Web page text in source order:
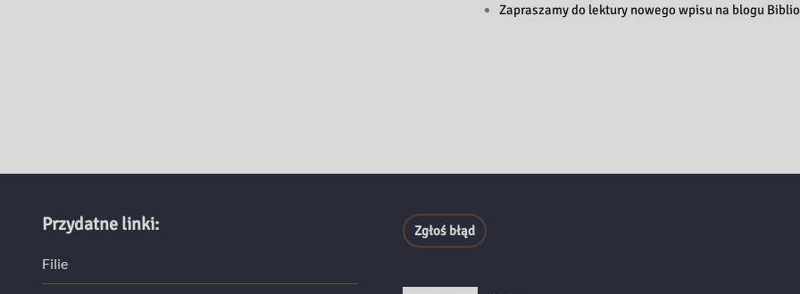
Zapraszamy do lektury nowego wpisu na blogu
Przydatne linki:
Filie
Zgłoś błąd